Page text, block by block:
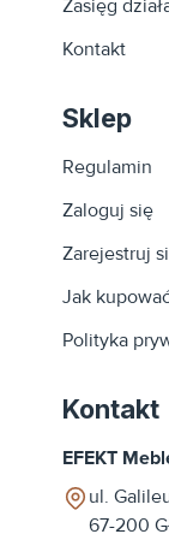
Zasięg
Kontakt
Sklep
Regulamin
Zaloguj się
Zarejestruj
Jak
Polityka
Kontakt
EFEKT
ul.
67-200